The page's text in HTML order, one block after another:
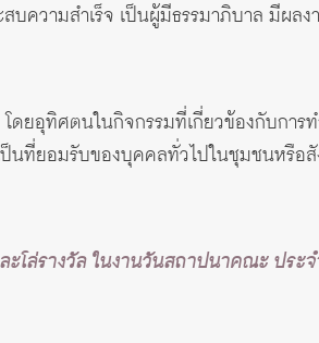
บความสำเร็จ เป็นผู้มีธรรมาภิบาล มีผล
ยอุทิศตนในกิจกรรมที่เกี่ยวข้องกับการ
นที่ยอมรับของบุคคลทั่วไปในชุมชนหรือสั
โล่รางวัล ในงานวันสถาปนาคณะ ประ